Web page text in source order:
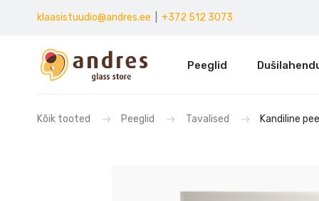
klaasistuudio@andres.ee +372 512 3073
Peeglid
Kõik tooted Peeglid Tavalised Kandiline